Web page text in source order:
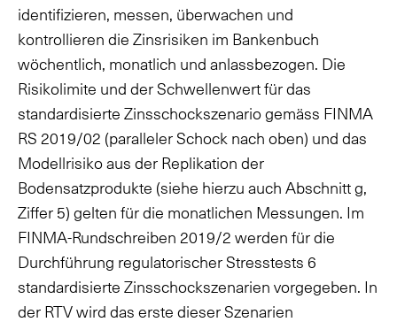
identifizieren, messen, überwachen und
kontrollieren die Zinsrisiken im Bankenbuch
wöchentlich, monatlich und anlassbezogen. Die
Risikolimite und der Schwellenwert für das
standardisierte Zinsschockszenario gemäss FINMA
RS 2019/02 (paralleler Schock nach oben) und das
Modellrisiko aus der Replikation der
Bodensatzprodukte (siehe hierzu auch Abschnitt g,
Ziffer 5) gelten für die monatlichen Messungen. Im
FINMA-Rundschreiben 2019/2 werden für die
Durchführung regulatorischer Stresstests 6
standardisierte Zinsschockszenarien vorgegeben. In
der RTV wird das erste dieser Szenarien